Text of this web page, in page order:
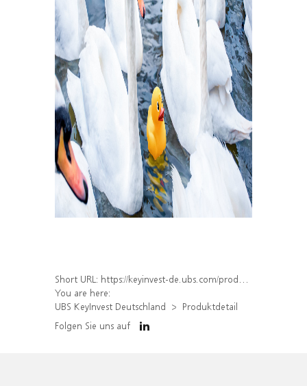
Short URL: https://keyinvest-de.ubs.com/produkt/detail/index/isin/DE000WA2JCP2
You are here:
UBS KeyInvest Deutschland
Produktdetail
Folgen Sie uns auf